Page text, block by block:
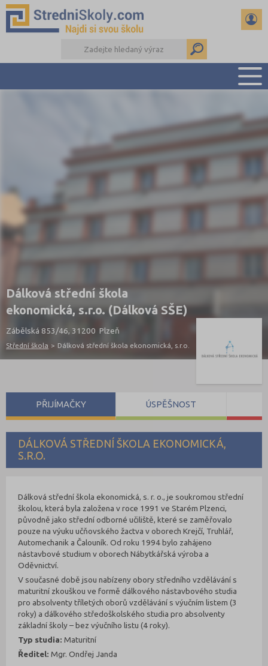
PŘEHLED ŠKOL
PŘÍPRAVA NA PŘIJÍMAČKY
DŮLEŽITÉ TERMÍNY
REFERÁTY A SEMINÁRKY
DALŠÍ DRUHY ŠKOL
Dálková střední škola
ekonomická, s.r.o. (Dálková SŠE)
Zábělská 853/46, 31200 Plzeň
Střední škola > Dálková střední škola ekonomická, s.r.o.
DÁLKOVÁ STŘEDNÍ ŠKOLA EKONOMICKÁ,
S.R.O.
Dálková střední škola ekonomická, s. r. o., je soukromou střední
školou, která byla založena v roce 1991 ve Starém Plzenci,
původně jako střední odborné učiliště, které se zaměřovalo
pouze na výuku učňovského žactva v oborech Krejčí, Truhlář,
Automechanik a Čalouník. Od roku 1994 bylo zahájeno
nástavbové studium v oborech Nábytkářská výroba a
Oděvnictví.
V současné době jsou nabízeny obory středního vzdělávání s
maturitní zkouškou ve formě dálkového nástavbového studia
pro absolventy tříletých oborů vzdělávání s výučním listem (3
roky) a dálkového středoškolského studia pro absolventy
základní školy – bez výučního listu (4 roky).
Typ studia: Maturitní
Ředitel: Mgr. Ondřej Janda
PŘIJÍMAČKY ÚSPĚŠNOST